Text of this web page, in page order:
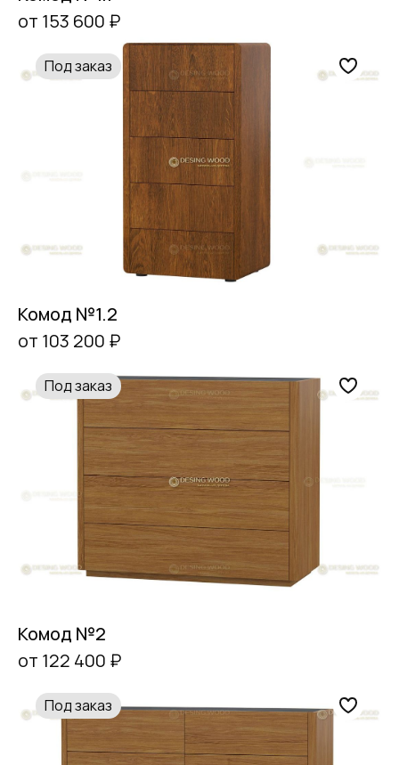
от 153 600 ₽
Под заказ
Комод №1.2
от 103 200 ₽
Под заказ
Комод №2
от 122 400 ₽
Под заказ